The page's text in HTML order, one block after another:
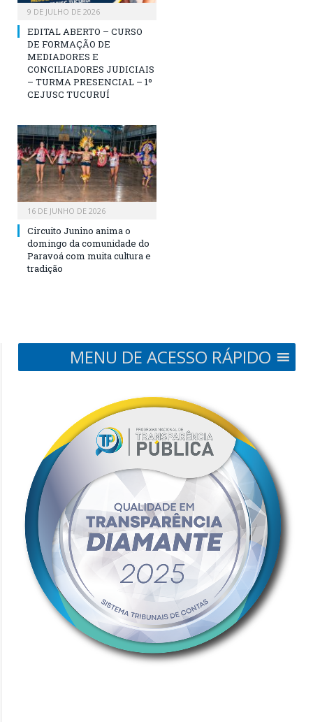
9 DE JULHO DE 2026
EDITAL ABERTO – CURSO
DE FORMAÇÃO DE
MEDIADORES E
CONCILIADORES JUDICIAIS
– TURMA PRESENCIAL – 1º
CEJUSC TUCURUÍ
16 DE JUNHO DE 2026
Circuito Junino anima o
domingo da comunidade do
Paravoá com muita cultura e
tradição
MENU DE ACESSO RÁPIDO